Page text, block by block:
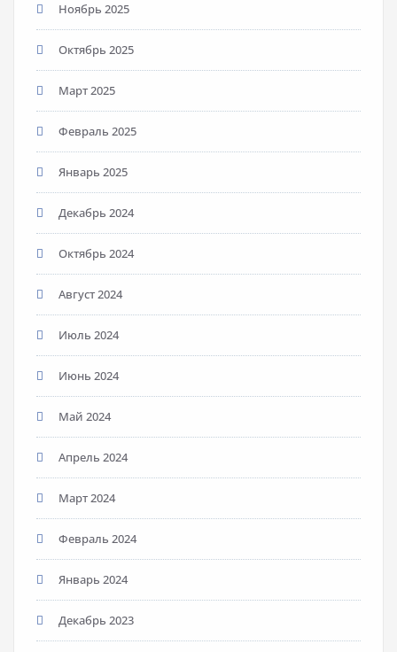
Ноябрь 2025
Октябрь 2025
Март 2025
Февраль 2025
Январь 2025
Декабрь 2024
Октябрь 2024
Август 2024
Июль 2024
Июнь 2024
Май 2024
Апрель 2024
Март 2024
Февраль 2024
Январь 2024
Декабрь 2023